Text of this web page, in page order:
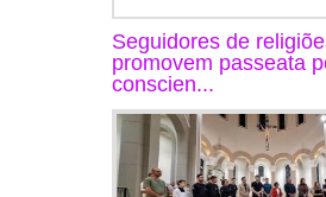
Seguidores de
promovem passeata
conscien...